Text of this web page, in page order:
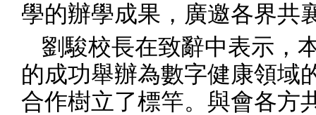
學的辦學成果，廣邀各界共
劉駿校長在致辭中表示，
的成功舉辦為數字健康領域
合作樹立了標竿。與會各方